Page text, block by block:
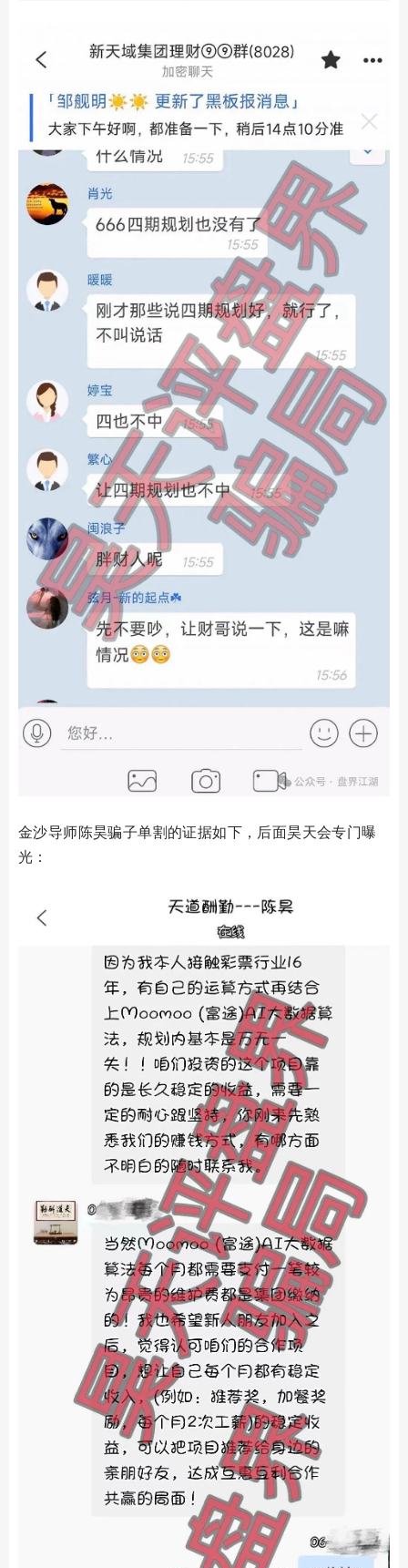
金沙导师陈昊骗子单割的证据如下，后面昊天会专门曝
光：